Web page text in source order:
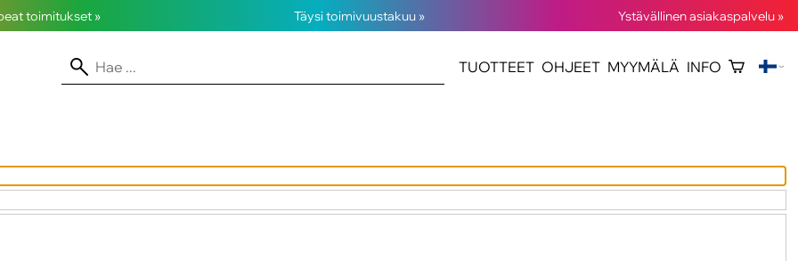
toimitukset » Täysi toimivuustakuu » Ystävällinen asiakaspalvelu »
TUOTTEET OHJEET MYYMÄLÄ INFO